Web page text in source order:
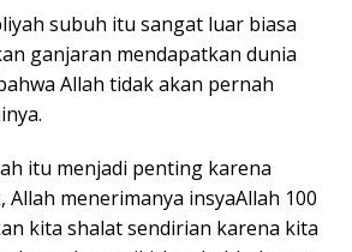
subuh itu sangat luar biasa
ganjaran mendapatkan dunia
Allah tidak akan pernah
itu menjadi penting karena
Allah menerimanya insyaAllah 100
kita shalat sendirian karena kita